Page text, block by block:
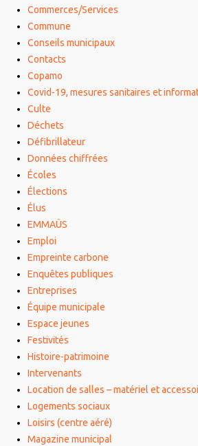
Commerces/Services
Commune
Conseils municipaux
Contacts
Copamo
Covid-19, mesures sanitaires et
Culte
Déchets
Défibrillateur
Données chiffrées
Écoles
Élections
Élus
EMMAÜS
Emploi
Empreinte carbone
Enquêtes publiques
Entreprises
Équipe municipale
Espace jeunes
Festivités
Histoire-patrimoine
Intervenants
Location de salles – matériel et
Logements sociaux
Loisirs (centre aéré)
Magazine municipal